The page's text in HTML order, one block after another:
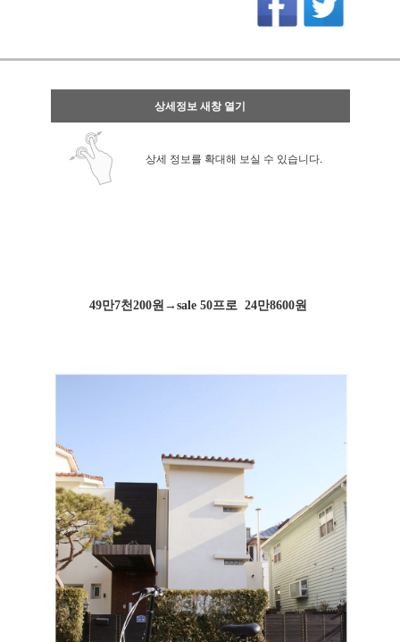
상세정보 새창 열기
상세 정보를 확대해 보실 수 있습니다.
49만7천200원→sale 50프로 24만8600원